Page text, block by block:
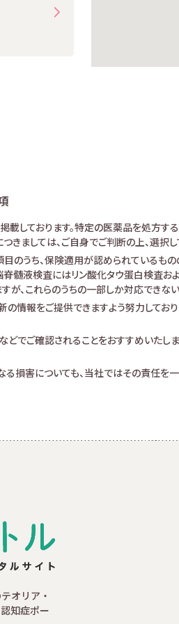
載しております。特定の医薬品を処方す
ましては、ご自身でご判断の上、選択し
うち、保険適用が認められているも
脊髄液検査にはリン酸化タウ蛋白検査
、これらのうちの一部しか対応できない
情報をご提供できますよう努力してお
でご確認されることをおすすめいたし
る損害についても、当社ではその責任を
オリア・
知症ポー